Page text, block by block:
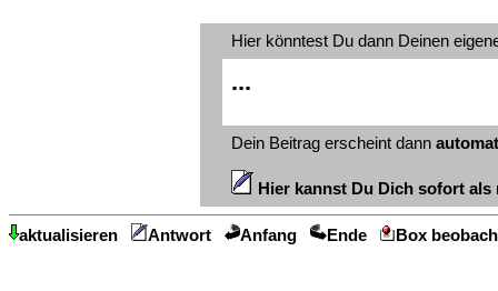
Hier könntest Du dann Deinen
...
Dein Beitrag erscheint dann
Hier kannst Du Dich sofort
aktualisieren Antwort Anfang Ende Box